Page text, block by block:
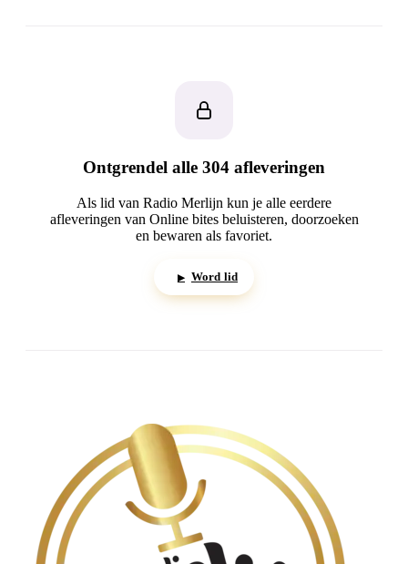
Ontgrendel alle 304 afleveringen
Als lid van Radio Merlijn kun je alle eerdere
afleveringen van Online bites beluisteren, doorzoeken
en bewaren als favoriet.
▶ Word lid